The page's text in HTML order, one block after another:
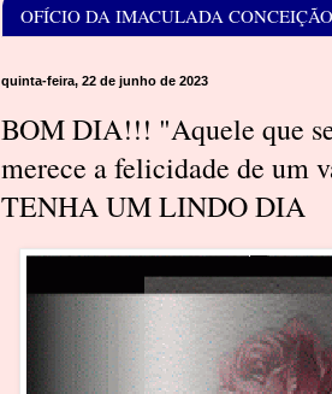
OFÍCIO DA IMACULADA CONCEIÇÃO
quinta-feira, 22 de junho de 2023
BOM DIA!!! "Aquele que
merece a felicidade de um
TENHA UM LINDO DIA